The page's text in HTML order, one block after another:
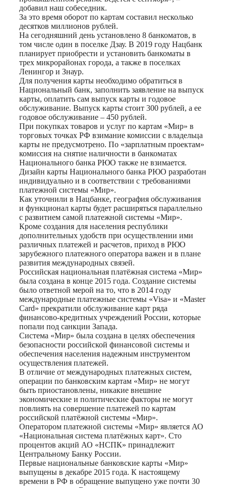
добавил наш собеседник.
За это время оборот по картам составил несколько
десятков миллионов рублей.
На сегодняшний день установлено 8 банкоматов, в
том числе один в поселке Дзау. В 2019 году Нацбанк
планирует приобрести и установить банкоматы в
трех микрорайонах города, а также в поселках
Ленингор и Знаур.
Для получения карты необходимо обратиться в
Национальный банк, заполнить заявление на выпуск
карты, оплатить сам выпуск карты и годовое
обслуживание. Выпуск карты стоит 300 рублей, а ее
годовое обслуживание – 450 рублей.
При покупках товаров и услуг по картам «Мир» в
торговых точках РФ взимание комиссии с владельца
карты не предусмотрено. По «зарплатным проектам»
комиссия на снятие наличности в банкоматах
Национального банка РЮО также не взимается.
Дизайн карты Национального банка РЮО разработан
индивидуально и в соответствии с требованиями
платежной системы «Мир».
Как уточнили в Нацбанке, география обслуживания
и функционал карты будет расширяться параллельно
с развитием самой платежной системы «Мир».
Кроме создания для населения республики
дополнительных удобств при осуществлении ими
различных платежей и расчетов, приход в РЮО
зарубежного платежного оператора важен и в плане
развития международных связей.
Российская национальная платёжная система «Мир»
была создана в конце 2015 года. Создание системы
было ответной мерой на то, что в 2014 году
международные платежные системы «Visa» и «Master
Card» прекратили обслуживание карт ряда
финансово-кредитных учреждений России, которые
попали под санкции Запада.
Система «Мир» была создана в целях обеспечения
безопасности российской финансовой системы и
обеспечения населения надежным инструментом
осуществления платежей.
В отличие от международных платежных систем,
операции по банковским картам «Мир» не могут
быть приостановлены, никакие внешние
экономические и политические факторы не могут
повлиять на совершение платежей по картам
российской платёжной системы «Мир».
Оператором платежной системы «Мир» является АО
«Национальная система платёжных карт». Сто
процентов акций АО «НСПК» принадлежит
Центральному Банку России.
Первые национальные банковские карты «Мир»
выпущены в декабре 2015 года. К настоящему
времени в РФ в обращение выпущено уже почти 30